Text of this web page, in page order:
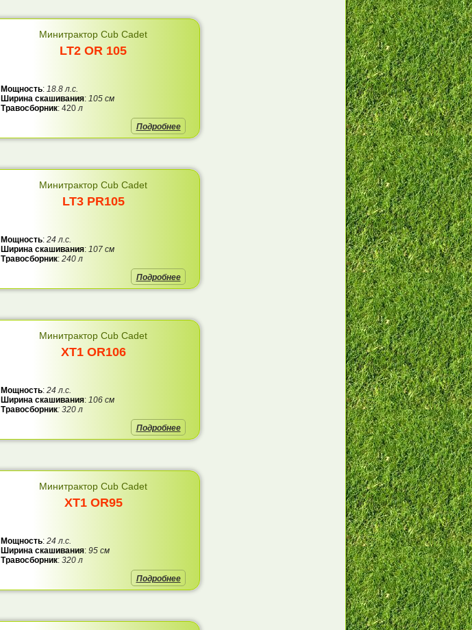
Минитрактор Cub Cadet
LT2 OR 105
Подробнее
Мощность: 18.8 л.с.
Ширина скашивания: 105 см
Травосборник: 420л
Минитрактор Cub Cadet
LT3 PR105
Подробнее
Мощность: 24 л.с.
Ширина скашивания: 107 см
Травосборник: 240 л
Минитрактор Cub Cadet
XT1 OR106
Подробнее
Мощность: 24 л.с.
Ширина скашивания: 106 см
Травосборник: 320 л
Минитрактор Cub Cadet
XT1 OR95
Подробнее
Мощность: 24 л.с.
Ширина скашивания: 95 см
Травосборник: 320 л